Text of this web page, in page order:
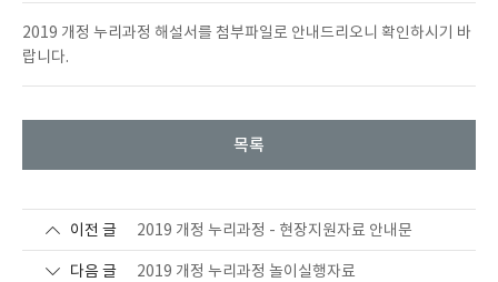
2019 개정 누리과정 해설서를 첨부파일로 안내드리오니 확인하시기 바
랍니다.
목록
이전 글 2019 개정 누리과정 - 현장지원자료 안내문
다음 글 2019 개정 누리과정 놀이실행자료